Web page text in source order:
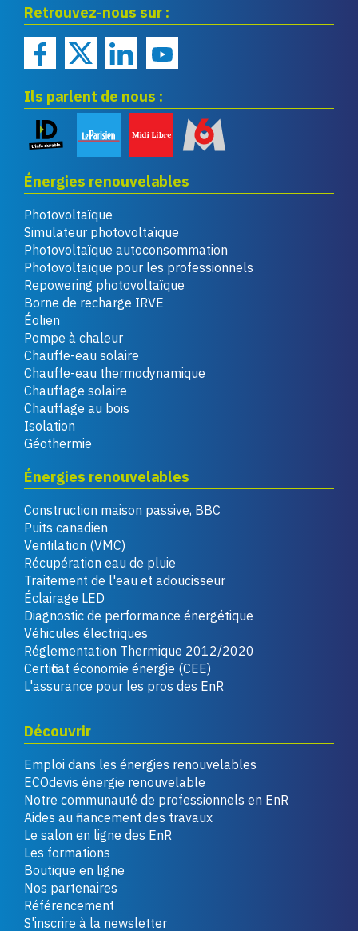
renouvelables
Retrouvez-nous sur :
Ils parlent de nous :
Énergies renouvelables
Photovoltaïque
Simulateur photovoltaïque
Photovoltaïque autoconsommation
Photovoltaïque pour les professionnels
Repowering photovoltaïque
Borne de recharge IRVE
Éolien
Pompe à chaleur
Chauffe-eau solaire
Chauffe-eau thermodynamique
Chauffage solaire
Chauffage au bois
Isolation
Géothermie
Énergies renouvelables
Construction maison passive, BBC
Puits canadien
Ventilation (VMC)
Récupération eau de pluie
Traitement de l'eau et adoucisseur
Éclairage LED
Diagnostic de performance énergétique
Véhicules électriques
Réglementation Thermique 2012/2020
Certificat économie énergie (CEE)
L'assurance pour les pros des EnR
Découvrir
Emploi dans les énergies renouvelables
ECOdevis énergie renouvelable
Notre communauté de professionnels en EnR
Aides au financement des travaux
Le salon en ligne des EnR
Les formations
Boutique en ligne
Nos partenaires
Référencement
S'inscrire à la newsletter